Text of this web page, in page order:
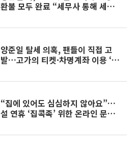
환불 모두 완료 “세무사 통해 세금
양준일 탈세 의혹, 팬들이 직접 고
발…고가의 티켓·차명계좌 이용 ‘무
“집에 있어도 심심하지 않아요”…
설 연휴 ‘집콕족’ 위한 온라인 문화